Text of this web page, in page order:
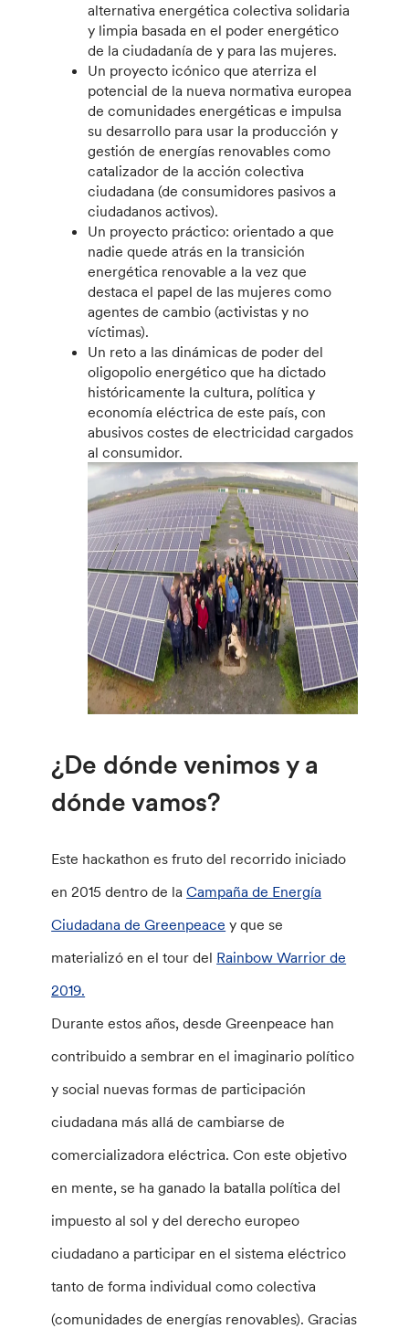
alternativa energética colectiva solidaria
y limpia basada en el poder energético
de la ciudadanía de y para las mujeres.
Un proyecto icónico que aterriza el
potencial de la nueva normativa europea
de comunidades energéticas e impulsa
su desarrollo para usar la producción y
gestión de energías renovables como
catalizador de la acción colectiva
ciudadana (de consumidores pasivos a
ciudadanos activos).
Un proyecto práctico: orientado a que
nadie quede atrás en la transición
energética renovable a la vez que
destaca el papel de las mujeres como
agentes de cambio (activistas y no
víctimas).
Un reto a las dinámicas de poder del
oligopolio energético que ha dictado
históricamente la cultura, política y
economía eléctrica de este país, con
abusivos costes de electricidad cargados
al consumidor.
¿De dónde venimos y a
dónde vamos?
Este hackathon es fruto del recorrido iniciado
en 2015 dentro de laCampaña de Energía
Ciudadana de Greenpeace y que se
materializó en el tour del Rainbow Warrior de
2019.
Durante estos años, desde Greenpeace han
contribuido a sembrar en el imaginario político
y social nuevas formas de participación
ciudadana más allá de cambiarse de
comercializadora eléctrica. Con este objetivo
en mente, se ha ganado la batalla política del
impuesto al sol y del derecho europeo
ciudadano a participar en el sistema eléctrico
tanto de forma individual como colectiva
(comunidades de energías renovables). Gracias